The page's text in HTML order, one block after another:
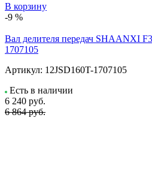
В корзину
-9 %
Вал делителя передач SHAANXI
1707105
Артикул: 12JSD160T-1707105
Есть в наличии
6 240 руб.
6 864 руб.